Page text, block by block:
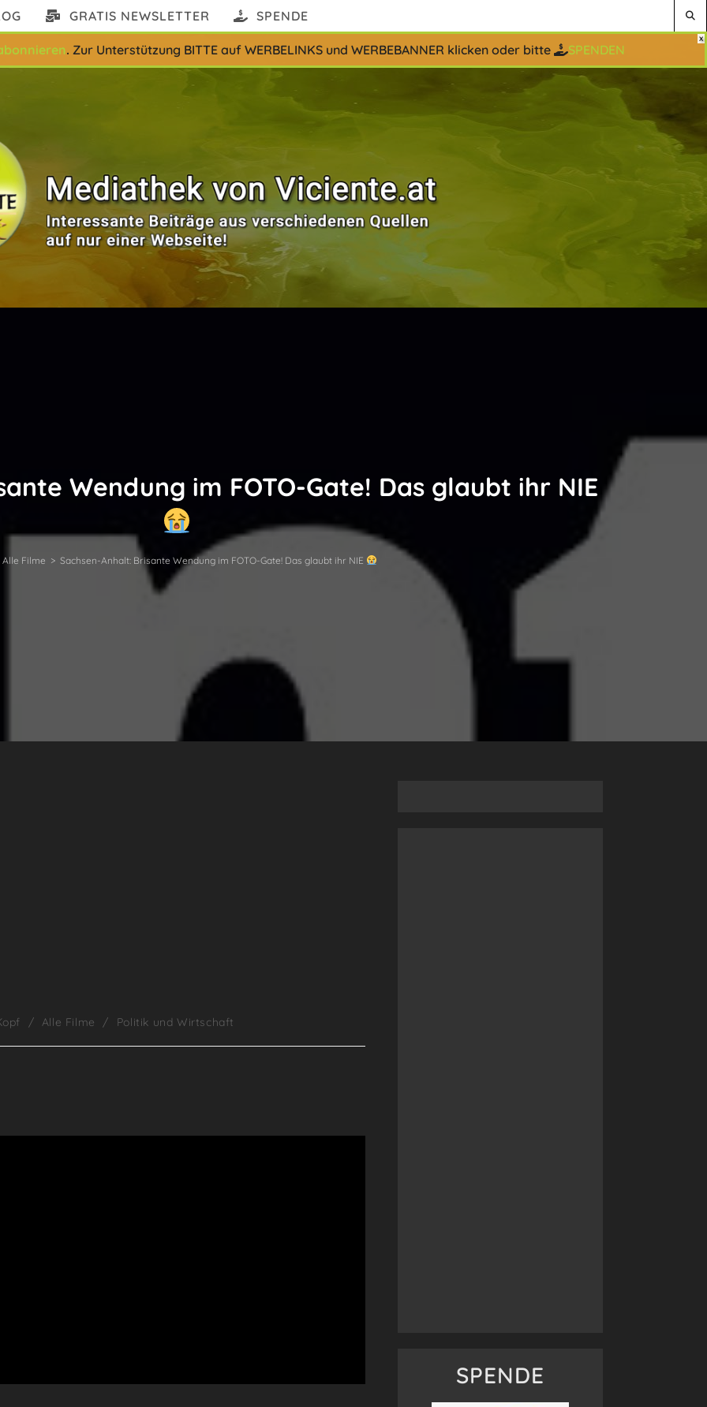
GRATIS NEWSLETTER SPENDE
Wendung im FOTO-Gate! Das glaubt ihr NIE
Alle Filme > Sachsen-Anhalt: Brisante Wendung im FOTO-Gate! Das glaubt ihr NIE
/ Alle Filme / Politik und Wirtschaft
SPENDE
. Zur Unterstützung BITTE auf WERBELINKS und WERBEBANNER klicken oder bitte SPENDEN